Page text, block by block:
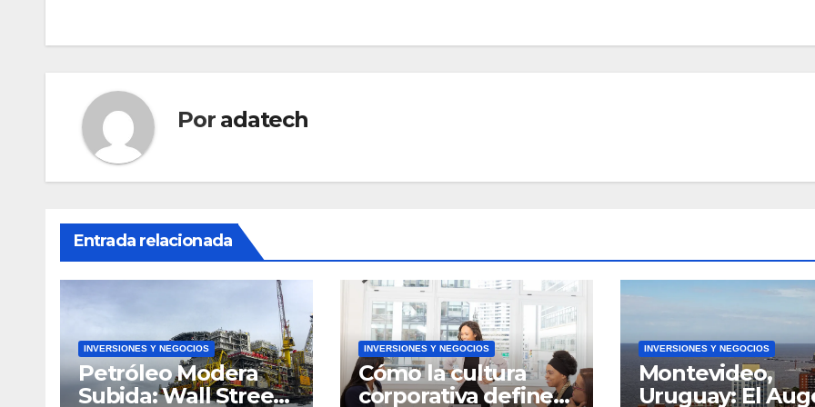
entradas
Por adatech
Entrada relacionada
INVERSIONES Y NEGOCIOS
Petróleo Modera
Subida: Wall Street
INVERSIONES Y NEGOCIOS
Cómo la cultura
corporativa define
INVERSIONES Y NEGOCIOS
Montevideo,
Uruguay: El